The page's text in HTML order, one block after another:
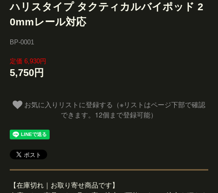
ハリスタイプ タクティカルバイポッド 2
0mmレール対応
BP-0001
定価 6,930円
5,750円
できます。12個まで登録可能）
【在庫切れ｜お取り寄せ商品です】